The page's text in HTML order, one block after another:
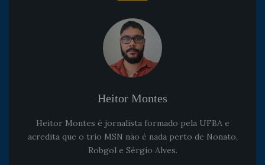
Heitor Montes
Heitor Montes é jornalista formado pela UFBA e
acredita que o trio MSN não é nada perto de Nonato,
Robgol e Sérgio Alves.